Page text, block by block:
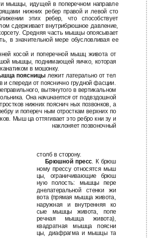
мышцы, идущей в поперечном направле
нижних ребер правой и левой сто
этих ребер, что способствует
сдерживает внутрибрюшное давление,
Средняя часть мышцы опоясывает
в значительной мере обусловливая ее
косой и поперечной мышц живота от
мышцы, поднимающей яичко, которая
в мошонку.
поясницы лежит латерально от тел
и спереди от пояснично грудной фасции.
вытянутого в вертикальном
Она начинаетсяот подвздошной
нижних пояснич ных позвонков, а
и попереч ным отросткам верхних по
Мыш ца оттягивает это ребро кни зу и
наклоняет позвоночный
столб в сторону.
Брюшной пресс. К брюш
ному прессу относятся мыш
цы, ограничивающие брюш
ную полость: мышцы пере
днелатеральной стенки жи
вота (прямая мышца живота,
наружная и внутренняя ко
сые мышцы живота, попе
речная мышца живота),
квадратная мышца поясни
цы, диафрагма и мышцы та